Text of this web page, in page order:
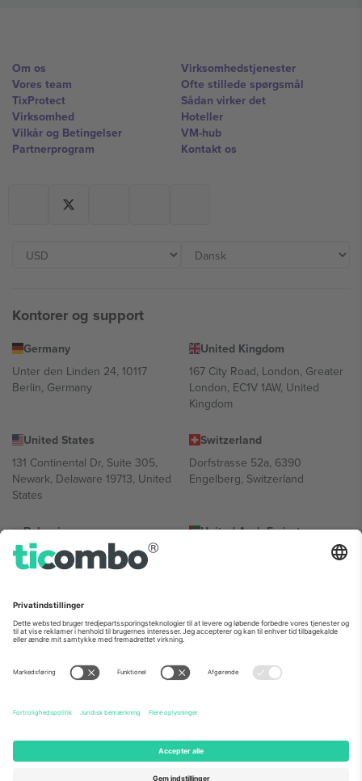
Om os
Vores team
TixProtect
Virksomhed
Vilkår og Betingelser
Partnerprogram
Virksomhedstjenester
Ofte stillede spørgsmål
Sådan virker det
Hoteller
VM-hub
Kontakt os
Kontorer og support
Germany
Unter den Linden 24, 10117
Berlin, Germany
United Kingdom
167 City Road, London, Greater
London, EC1V 1AW, United
Kingdom
United States
131 Continental Dr, Suite 305,
Newark, Delaware 19713, United
States
Switzerland
Dorfstrasse 52a, 6390
Engelberg, Switzerland
Bulgaria
Regus Sofia City West, bul
Totleben 53-55, 1606 Sofia,
United Arab Emirates
UAE Dubai Silicon Oasis, DDP
Mexico
Av Chapultepec 360, Roma
Norte, Cuauhtémoc, 06700
Ciudad de México, CDMX,
sted, begivenhed og/eller domæne. For detaljer se den specifikke
begivenhedsside, tryk og vilkår.,Virksomhed
Ticombo. Alle rettigheder forbeholdes.